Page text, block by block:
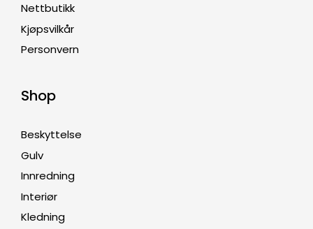
Nettbutikk
Kjøpsvilkår
Personvern
Shop
Beskyttelse
Gulv
Innredning
Interiør
Kledning